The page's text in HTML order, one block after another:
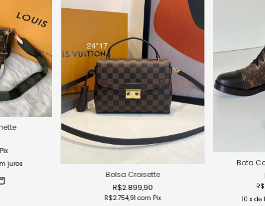
Pix
juros
Bolsa Croisette
R$2.899,90
R$2.754,91 com Pix
Bota
10 x de